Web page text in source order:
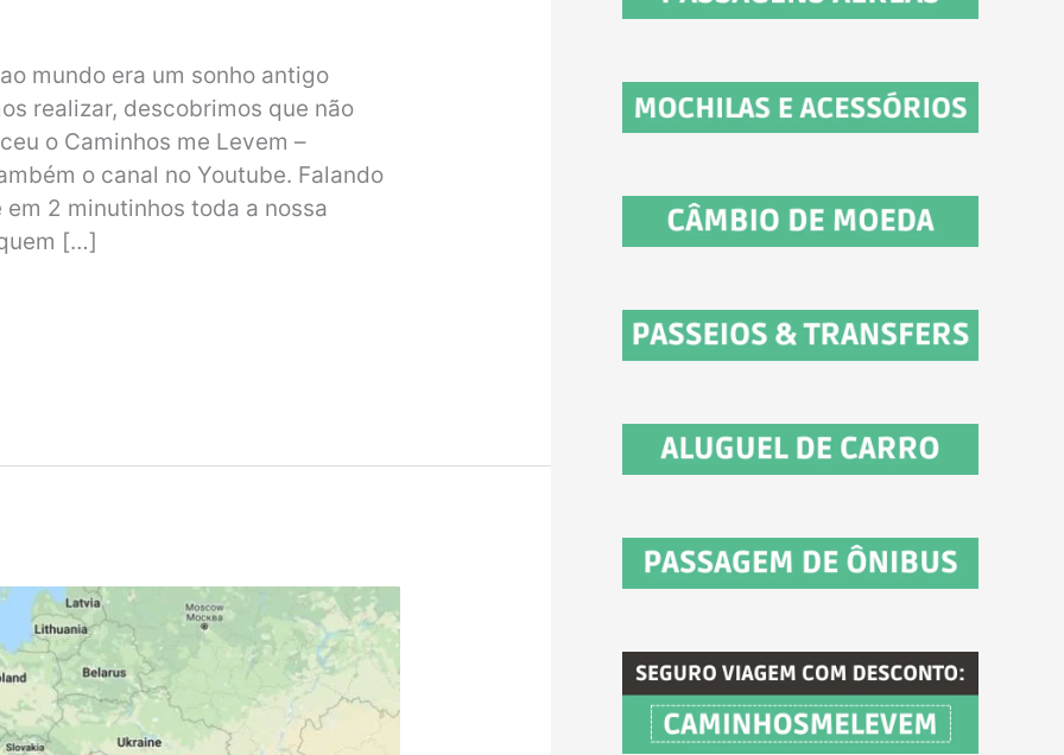
mundo era um sonho antigo
realizar, descobrimos que não
o Caminhos me Levem –
o canal no Youtube. Falando
2 minutinhos toda a nossa
[…]